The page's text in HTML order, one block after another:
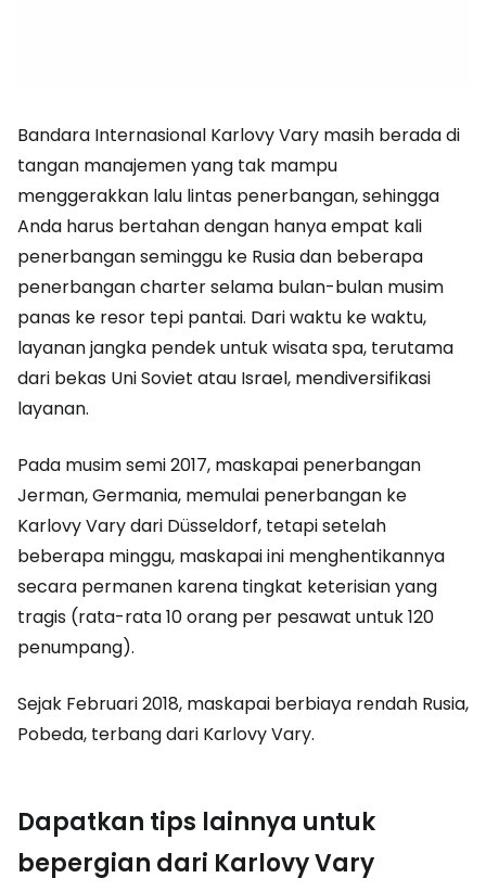
Bandara Internasional Karlovy Vary masih berada di
tangan manajemen yang tak mampu
menggerakkan lalu lintas penerbangan, sehingga
Anda harus bertahan dengan hanya empat kali
penerbangan seminggu ke Rusia dan beberapa
penerbangan charter selama bulan-bulan musim
panas ke resor tepi pantai. Dari waktu ke waktu,
layanan jangka pendek untuk wisata spa, terutama
dari bekas Uni Soviet atau Israel, mendiversifikasi
layanan.
Pada musim semi 2017, maskapai penerbangan
Jerman, Germania, memulai penerbangan ke
Karlovy Vary dari Düsseldorf, tetapi setelah
beberapa minggu, maskapai ini menghentikannya
secara permanen karena tingkat keterisian yang
tragis (rata-rata 10 orang per pesawat untuk 120
penumpang).
Sejak Februari 2018, maskapai berbiaya rendah Rusia,
Pobeda, terbang dari Karlovy Vary.
Dapatkan tips lainnya untuk
bepergian dari Karlovy Vary